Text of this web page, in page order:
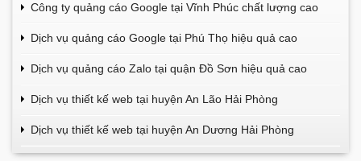
Công ty quảng cáo Google tại Vĩnh Phúc chất lượng cao
Dịch vụ quảng cáo Google tại Phú Thọ hiệu quả cao
Dịch vụ quảng cáo Zalo tại quận Đồ Sơn hiệu quả cao
Dịch vụ thiết kế web tại huyện An Lão Hải Phòng
Dịch vụ thiết kế web tại huyện An Dương Hải Phòng